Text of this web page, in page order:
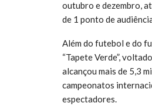
outubro e dezembro,
de 1 ponto de
Além do futebol e do
“Tapete Verde”,
alcançou mais de 5,3
campeonatos
espectadores.